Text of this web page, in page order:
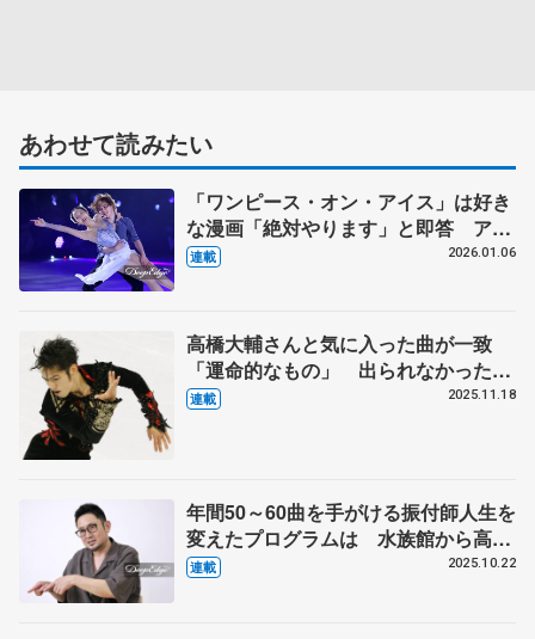
あわせて読みたい
「ワンピース・オン・アイス」は好き
な漫画「絶対やります」と即答 アイ
スショーはお客さんがメイン、純粋に
連載 2026.01.06
高橋大輔さんと気に入った曲が一致
「運命的なもの」 出られなかったオ
リンピックに連れて行ってもらった
連載 2025.11.18
年間50～60曲を手がける振付師人生を
変えたプログラムは 水族館から高橋
大輔さん、美術館から宇野昌磨さんの
連載 2025.10.22